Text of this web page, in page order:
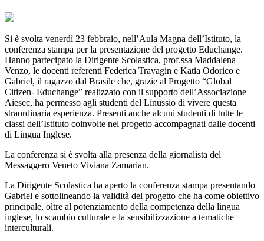
Si è svolta venerdì 23 febbraio, nell’Aula Magna dell’Istituto, la
conferenza stampa per la presentazione del progetto Educhange.
Hanno partecipato la Dirigente Scolastica, prof.ssa Maddalena
Venzo, le docenti referenti Federica Travagin e Katia Odorico e
Gabriel, il ragazzo dal Brasile che, grazie al Progetto “Global
Citizen- Educhange” realizzato con il supporto dell’Associazione
Aiesec, ha permesso agli studenti del Linussio di vivere questa
straordinaria esperienza. Presenti anche alcuni studenti di tutte le
classi dell’Istituto coinvolte nel progetto accompagnati dalle docenti
di Lingua Inglese.
La conferenza si è svolta alla presenza della giornalista del
Messaggero Veneto Viviana Zamarian.
La Dirigente Scolastica ha aperto la conferenza stampa presentando
Gabriel e sottolineando la validità del progetto che ha come obiettivo
principale, oltre al potenziamento della competenza della lingua
inglese, lo scambio culturale e la sensibilizzazione a tematiche
interculturali.